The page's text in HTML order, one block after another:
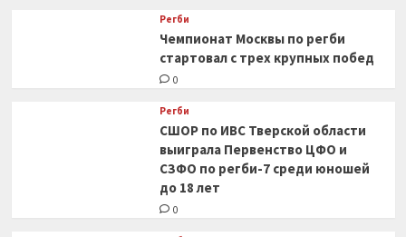
Регби
Чемпионат Москвы по регби
стартовал с трех крупных побед
0
Регби
СШОР по ИВС Тверской области
выиграла Первенство ЦФО и
СЗФО по регби-7 среди юношей
до 18 лет
0